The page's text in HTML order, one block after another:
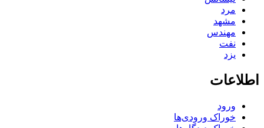
مرد
مشهد
مهندس
نفت
یزد
اطلاعات
ورود
خوراک ورودی‌ها